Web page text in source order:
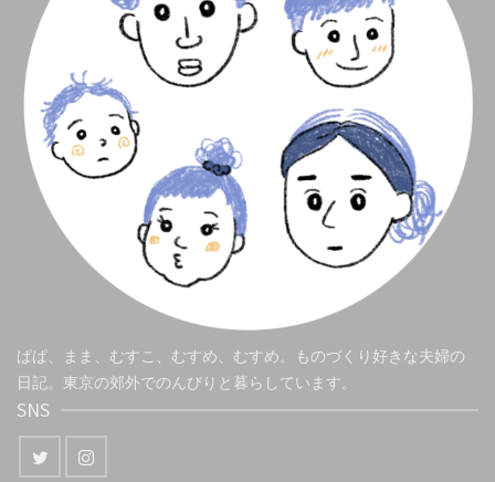
ぱぱ、まま、むすこ、むすめ、むすめ。ものづくり好きな夫婦の
日記。東京の郊外でのんびりと暮らしています。
SNS